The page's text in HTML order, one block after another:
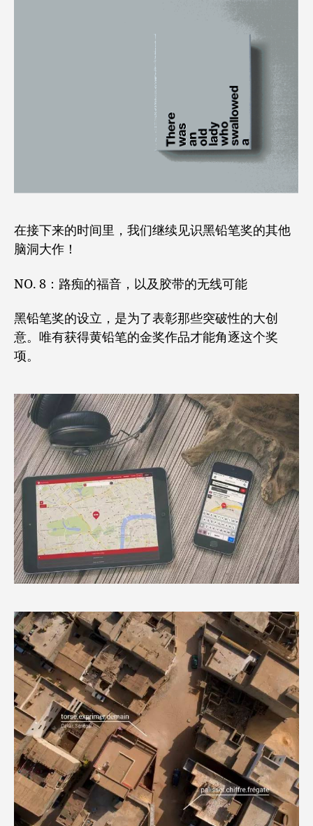
在接下来的时间里，我们继续见识黑铅笔奖的其他
脑洞大作！
NO. 8：路痴的福音，以及胶带的无线可能
黑铅笔奖的设立，是为了表彰那些突破性的大创
意。唯有获得黄铅笔的金奖作品才能角逐这个奖
项。